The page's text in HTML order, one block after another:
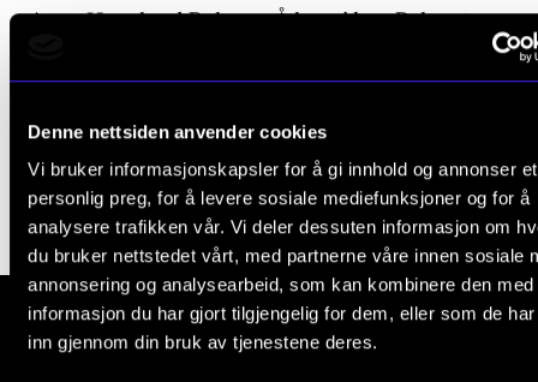
Denne nettsiden anvender cookies
Vi bruker informasjonskapsler for å gi innhold og annonser et
personlig preg, for å levere sosiale mediefunksjoner og for å
analysere trafikken vår. Vi deler dessuten informasjon om
du bruker nettstedet vårt, med partnerne våre innen sosiale
annonsering og analysearbeid, som kan kombinere den med
informasjon du har gjort tilgjengelig for dem, eller som de
inn gjennom din bruk av tjenestene deres.
Samarbeidsprosjekter
AKTUELT
Arrangementer og konserter
Nyheter og historier
Ledige stillinger
Anne Haugland Balsnes: Å lære i kor: Belcanto som